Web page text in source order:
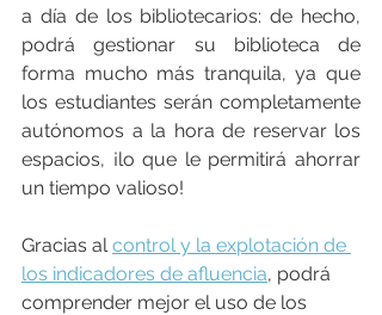
a día de los bibliotecarios: de hecho,
podrá gestionar su biblioteca de
forma mucho más tranquila, ya que
los estudiantes serán completamente
autónomos a la hora de reservar los
espacios, ¡lo que le permitirá ahorrar
un tiempo valioso!
Gracias al control y la explotación de
los indicadores de afluencia, podrá
comprender mejor el uso de los